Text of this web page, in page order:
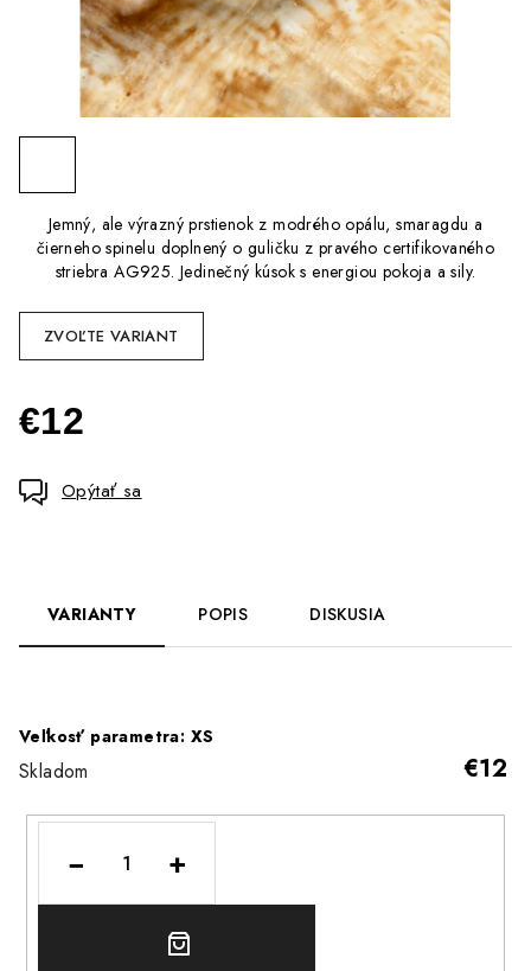
Jemný, ale výrazný prstienok z modrého opálu, smaragdu a
čierneho spinelu doplnený o guličku z pravého certifikovaného
striebra AG925. Jedinečný kúsok s energiou pokoja a sily.
ZVOĽTE VARIANT
€12
cena: Opýtať sa
VARIANTY POPIS DISKUSIA
Veľkosť parametra: XS
Skladom €12
+
−
DO